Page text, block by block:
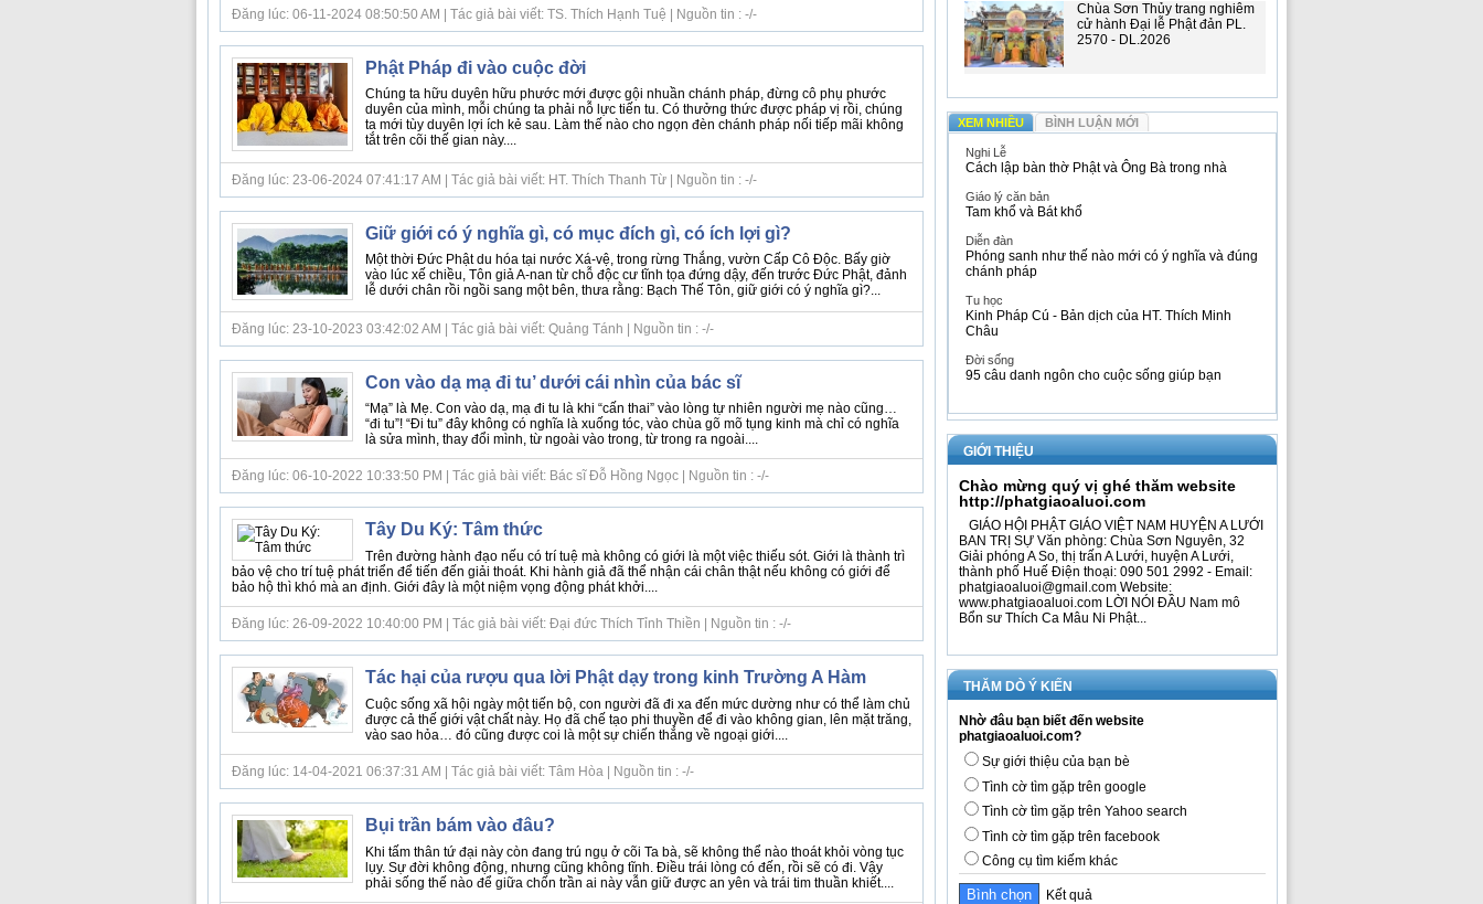
Đăng lúc: 06-11-2024 08:50:50 AM | Tác giả bài viết: TS. Thích Hạnh Tuệ | Nguồn tin : -/-
Phật Pháp đi vào cuộc đời
Chúng ta hữu duyên hữu phước mới được gội nhuần chánh pháp, đừng cô phụ phước
duyên của mình, mỗi chúng ta phải nỗ lực tiến tu. Có thưởng thức được pháp vị rồi, chúng
ta mới tùy duyên lợi ích kẻ sau. Làm thế nào cho ngọn đèn chánh pháp nối tiếp mãi không
tắt trên cõi thế gian này....
Đăng lúc: 23-06-2024 07:41:17 AM | Tác giả bài viết: HT. Thích Thanh Từ | Nguồn tin : -/-
Giữ giới có ý nghĩa gì, có mục đích gì, có ích lợi gì?
Một thời Đức Phật du hóa tại nước Xá-vệ, trong rừng Thắng, vườn Cấp Cô Độc. Bấy giờ
vào lúc xế chiều, Tôn giả A-nan từ chỗ độc cư tĩnh tọa đứng dậy, đến trước Đức Phật, đảnh
lễ dưới chân rồi ngồi sang một bên, thưa rằng: Bạch Thế Tôn, giữ giới có ý nghĩa gì?...
Đăng lúc: 23-10-2023 03:42:02 AM | Tác giả bài viết: Quảng Tánh | Nguồn tin : -/-
Con vào dạ mạ đi tu’ dưới cái nhìn của bác sĩ
“Mạ” là Mẹ. Con vào dạ, mạ đi tu là khi “cấn thai” vào lòng tự nhiên người mẹ nào cũng…
“đi tu”! “Đi tu” đây không có nghĩa là xuống tóc, vào chùa gõ mõ tụng kinh mà chỉ có nghĩa
là sửa mình, thay đổi mình, từ ngoài vào trong, từ trong ra ngoài....
Đăng lúc: 06-10-2022 10:33:50 PM | Tác giả bài viết: Bác sĩ Đỗ Hồng Ngọc | Nguồn tin : -/-
Tây Du Ký: Tâm thức
Trên đường hành đạo nếu có trí tuệ mà không có giới là một việc thiếu sót. Giới là thành trì
bảo vệ cho trí tuệ phát triển để tiến đến giải thoát. Khi hành giả đã thể nhận cái chân thật nếu không có giới để
bảo hộ thì khó mà an định. Giới đây là một niệm vọng động phát khởi....
Đăng lúc: 26-09-2022 10:40:00 PM | Tác giả bài viết: Đại đức Thích Tỉnh Thiền | Nguồn tin : -/-
Tác hại của rượu qua lời Phật dạy trong kinh Trường A Hàm
Cuộc sống xã hội ngày một tiến bộ, con người đã đi xa đến mức dường như có thể làm chủ
được cả thế giới vật chất này. Họ đã chế tạo phi thuyền để đi vào không gian, lên mặt trăng,
vào sao hỏa… đó cũng được coi là một sự chiến thắng về ngoại giới....
Đăng lúc: 14-04-2021 06:37:31 AM | Tác giả bài viết: Tâm Hòa | Nguồn tin : -/-
Bụi trần bám vào đâu?
Khi tấm thân tứ đại này còn đang trú ngụ ở cõi Ta bà, sẽ không thể nào thoát khỏi vòng tục
lụy. Sự đời không động, nhưng cũng không tĩnh. Điều trái lòng có đến, rồi sẽ có đi. Vậy
phải sống thế nào để giữa chốn trần ai này vẫn giữ được an yên và trái tim thuần khiết....
Chùa Sơn Thủy trang nghiêm
cử hành Đại lễ Phật đản PL.
2570 - DL.2026
XEM NHIỀU BÌNH LUẬN MỚI
Nghi Lễ
Cách lập bàn thờ Phật và Ông Bà trong nhà
Giáo lý căn bản
Tam khổ và Bát khổ
Diễn đàn
Phóng sanh như thế nào mới có ý nghĩa và đúng
chánh pháp
Tu học
Kinh Pháp Cú - Bản dịch của HT. Thích Minh
Châu
Đời sống
95 câu danh ngôn cho cuộc sống giúp bạn
GIỚI THIỆU
Chào mừng quý vị ghé thăm website
http://phatgiaoaluoi.com
GIÁO HỘI PHẬT GIÁO VIỆT NAM HUYỆN A LƯỚI
BAN TRỊ SỰ Văn phòng: Chùa Sơn Nguyên, 32
Giải phóng A So, thị trấn A Lưới, huyện A Lưới,
thành phố Huế Điện thoại: 090 501 2992 - Email:
phatgiaoaluoi@gmail.com Website:
www.phatgiaoaluoi.com LỜI NÓI ĐẦU Nam mô
Bổn sư Thích Ca Mâu Ni Phật...
THĂM DÒ Ý KIẾN
Nhờ đâu bạn biết đến website
phatgiaoaluoi.com?
Sự giới thiệu của bạn bè
Tình cờ tìm gặp trên google
Tình cờ tìm gặp trên Yahoo search
Tình cờ tìm gặp trên facebook
Công cụ tìm kiếm khác
Kết quả